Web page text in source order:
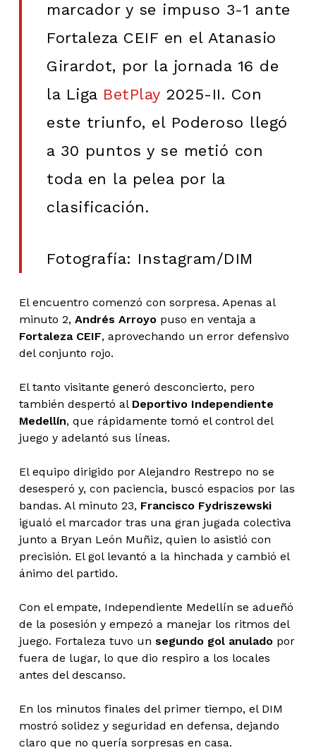
marcador y se impuso 3-1 ante
Fortaleza CEIF en el Atanasio
Girardot, por la jornada 16 de
la Liga BetPlay2025-II. Con
este triunfo, el Poderoso llegó
a 30 puntos y se metió con
toda en la pelea por la
clasificación.
Fotografía: Instagram/DIM
El encuentro comenzó con sorpresa. Apenas al
minuto 2, Andrés Arroyopuso en ventaja a
Fortaleza CEIF, aprovechando un error defensivo
del conjunto rojo.
El tanto visitante generó desconcierto, pero
también despertó al Deportivo Independiente
Medellín, que rápidamente tomó el control del
juego y adelantó sus líneas.
El equipo dirigido por Alejandro Restrepo no se
desesperó y, con paciencia, buscó espacios por las
bandas. Al minuto 23, Francisco Fydriszewski
igualó el marcador tras una gran jugada colectiva
junto a Bryan León Muñiz, quien lo asistió con
precisión. El gol levantó a la hinchada y cambió el
ánimo del partido.
Con el empate, Independiente Medellín se adueñó
de la posesión y empezó a manejar los ritmos del
juego. Fortaleza tuvo un segundo gol anuladopor
fuera de lugar, lo que dio respiro a los locales
antes del descanso.
En los minutos finales del primer tiempo, el DIM
mostró solidez y seguridad en defensa, dejando
claro que no quería sorpresas en casa.